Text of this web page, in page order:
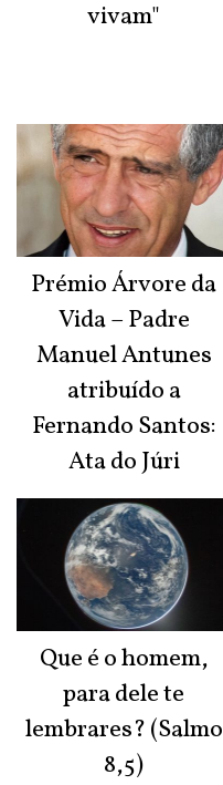
vivam"
Prémio Árvore da
Vida – Padre
Manuel Antunes
atribuído a
Fernando Santos:
Ata do Júri
Que é o homem,
para dele te
lembrares? (Salmo
8,5)